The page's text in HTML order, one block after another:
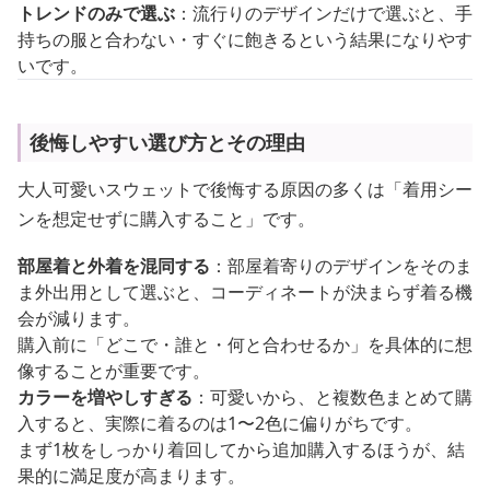
トレンドのみで選ぶ ：流行りのデザインだけで選ぶと、手
持ちの服と合わない・すぐに飽きるという結果になりやす
いです。
後悔しやすい選び方とその理由
大人可愛いスウェットで後悔する原因の多くは「着用シー
ンを想定せずに購入すること」です。
部屋着と外着を混同する ：部屋着寄りのデザインをそのま
ま外出用として選ぶと、コーディネートが決まらず着る機
会が減ります。
購入前に「どこで・誰と・何と合わせるか」を具体的に想
像することが重要です。
カラーを増やしすぎる ：可愛いから、と複数色まとめて購
入すると、実際に着るのは1〜2色に偏りがちです。
まず1枚をしっかり着回してから追加購入するほうが、結
果的に満足度が高まります。